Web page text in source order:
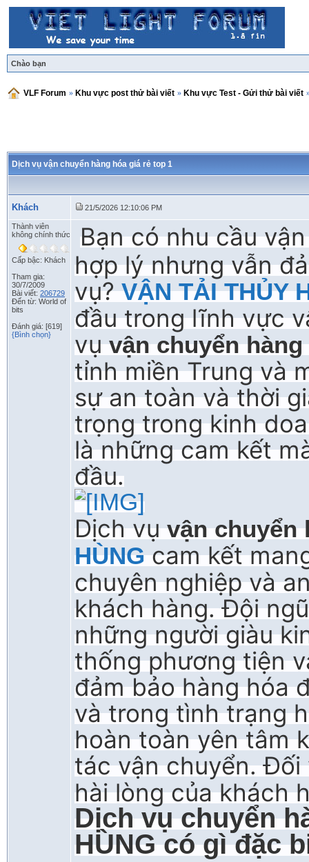
Chào bạn
VLF Forum » Khu vực post thử bài viết » Khu vực Test - Gửi thử bài viết
Dịch vụ vận chuyển hàng hóa giá rẻ top 1
Khách 21/5/2026 12:10:06 PM
Thành viên
không chính thức
Cấp bậc: Khách
Tham gia:
30/7/2009
Bài viết: 206729
Đến từ: World of
bits
Đánh giá: [619]
{Bình chọn}
Bạn có nhu cầu
hợp lý nhưng vẫn
vụ?VẬN TẢI THỦY
đầu trong lĩnh vực
vụvận chuyển hàng
tỉnh miền Trung và
sự an toàn và thời
trọng trong kinh
là những cam kết
đầu.
Dịch vụvận chuyển
HÙNGcam kết
chuyên nghiệp và
khách hàng. Đội
những người giàu
thống phương tiện
đảm bảo hàng hóa
và trong tình trạng
hoàn toàn yên tâm
tác vận chuyển.
hài lòng của khách
Dịch vụ chuyển
HÙNG có gì đặc